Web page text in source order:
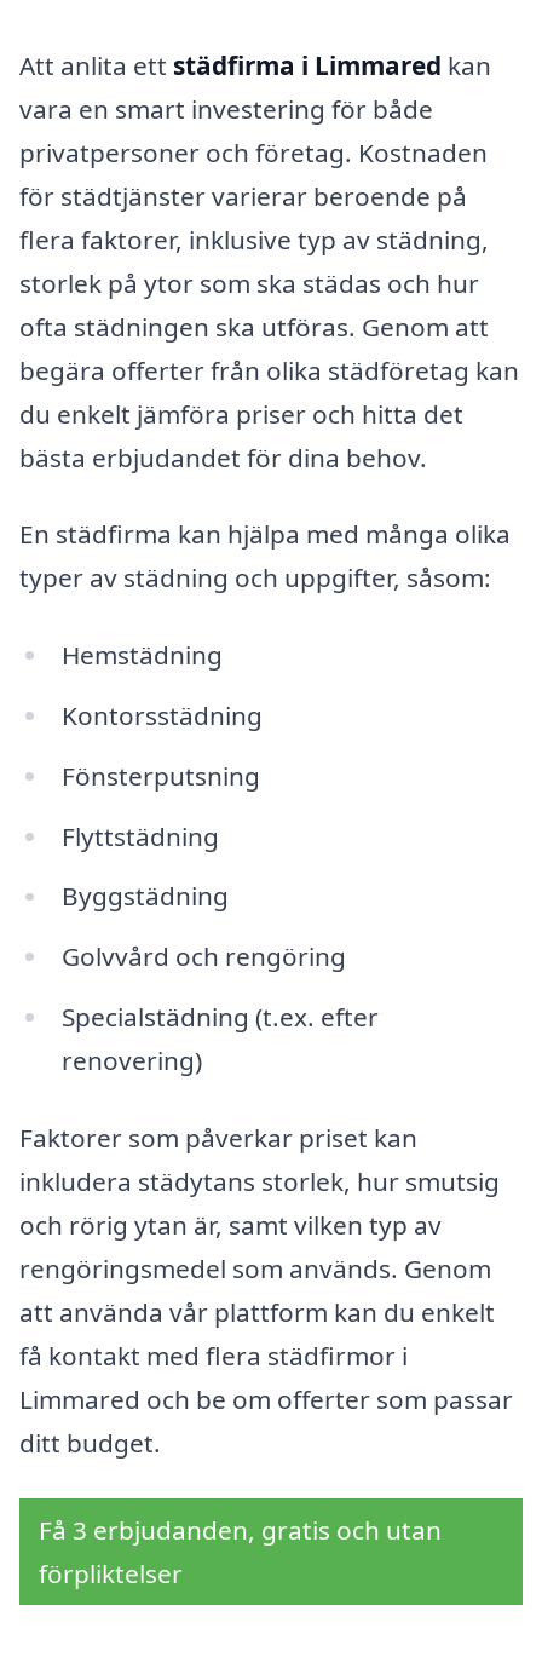
Att anlita ett städfirma i Limmared kan
vara en smart investering för både
privatpersoner och företag. Kostnaden
för städtjänster varierar beroende på
flera faktorer, inklusive typ av städning,
storlek på ytor som ska städas och hur
ofta städningen ska utföras. Genom att
begära offerter från olika städföretag kan
du enkelt jämföra priser och hitta det
bästa erbjudandet för dina behov.
En städfirma kan hjälpa med många olika
typer av städning och uppgifter, såsom:
Hemstädning
Kontorsstädning
Fönsterputsning
Flyttstädning
Byggstädning
Golvvård och rengöring
Specialstädning (t.ex. efter
renovering)
Faktorer som påverkar priset kan
inkludera städytans storlek, hur smutsig
och rörig ytan är, samt vilken typ av
rengöringsmedel som används. Genom
att använda vår plattform kan du enkelt
få kontakt med flera städfirmor i
Limmared och be om offerter som passar
ditt budget.
Få 3 erbjudanden, gratis och utan
förpliktelser